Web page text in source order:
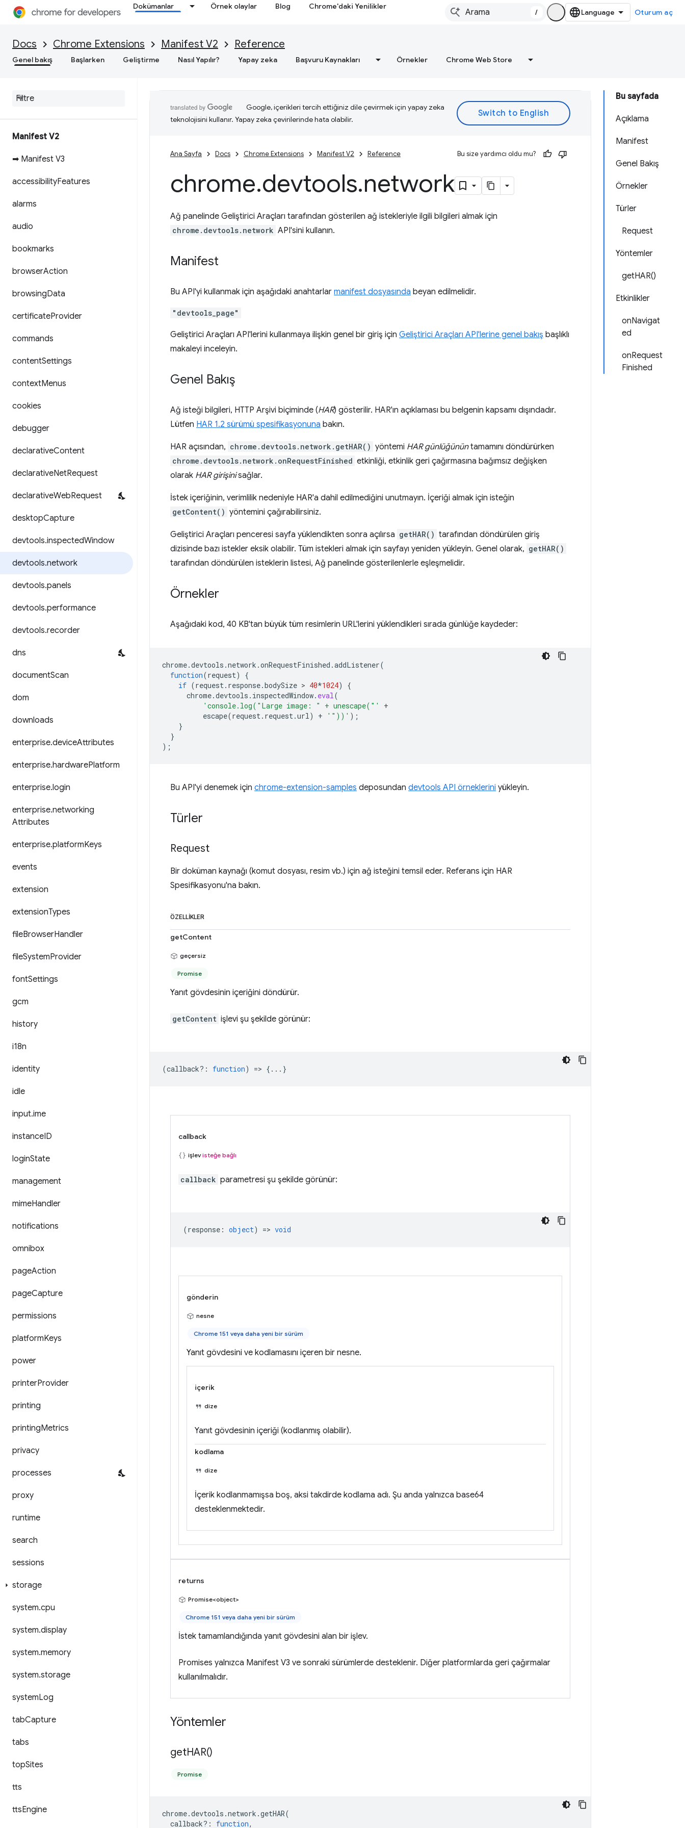
Dokümanlar Örnek olaylar Blog Chrome'daki Yenilikler
/ Oturum aç
Docs Chrome Extensions Manifest V2 Reference
Genel bakış Başlarken Geliştirme Nasıl Yapılır? Yapay zeka Başvuru Kaynakları Örnekler Chrome Web Store
Manifest V2
➡ Manifest V3
accessibilityFeatures
alarms
audio
bookmarks
browserAction
browsingData
certificateProvider
commands
contentSettings
contextMenus
cookies
debugger
declarativeContent
declarativeNetRequest
declarativeWebRequest
desktopCapture
devtools.inspectedWindow
devtools.network
devtools.panels
devtools.performance
devtools.recorder
dns
documentScan
dom
downloads
enterprise.deviceAttributes
enterprise.hardwarePlatform
enterprise.login
enterprise.networking
Attributes
enterprise.platformKeys
events
extension
extensionTypes
fileBrowserHandler
fileSystemProvider
fontSettings
gcm
history
i18n
identity
idle
input.ime
instanceID
loginState
management
mimeHandler
notifications
omnibox
pageAction
pageCapture
permissions
platformKeys
power
printerProvider
printing
printingMetrics
privacy
processes
proxy
runtime
search
sessions
storage
system.cpu
system.display
system.memory
system.storage
systemLog
tabCapture
tabs
topSites
tts
ttsEngine
Bu sayfada
Açıklama
Manifest
Genel Bakış
Örnekler
Türler
Request
Yöntemler
getHAR()
Etkinlikler
onNavigat
ed
onRequest
Finished
Google, içerikleri tercih ettiğiniz dile çevirmek için yapay zeka
teknolojisini kullanır. Yapay zeka çevirilerinde hata olabilir.
Ana Sayfa Docs Chrome Extensions Manifest V2 Reference Bu size yardımcı oldu mu?
chrome.devtools.network
Ağ panelinde Geliştirici Araçları tarafından gösterilen ağ istekleriyle ilgili bilgileri almak için
chrome.devtools.network API'sini kullanın.
Manifest
Bu API'yi kullanmak için aşağıdaki anahtarlar manifest dosyasında beyan edilmelidir.
"devtools_page"
Geliştirici Araçları API'lerini kullanmaya ilişkin genel bir giriş için Geliştirici Araçları API'lerine genel bakış başlıklı
makaleyi inceleyin.
Genel Bakış
Ağ isteği bilgileri, HTTP Arşivi biçiminde (HAR) gösterilir. HAR'ın açıklaması bu belgenin kapsamı dışındadır.
Lütfen HAR 1.2 sürümü spesifikasyonuna bakın.
HAR açısından, chrome.devtools.network.getHAR() yöntemi HAR günlüğününtamamını döndürürken
chrome.devtools.network.onRequestFinished etkinliği, etkinlik geri çağırmasına bağımsız değişken
olarak HAR girişinisağlar.
İstek içeriğinin, verimlilik nedeniyle HAR'a dahil edilmediğini unutmayın. İçeriği almak için isteğin
getContent() yöntemini çağırabilirsiniz.
Geliştirici Araçları penceresi sayfa yüklendikten sonra açılırsa getHAR() tarafından döndürülen giriş
dizisinde bazı istekler eksik olabilir. Tüm istekleri almak için sayfayı yeniden yükleyin. Genel olarak, getHAR()
tarafından döndürülen isteklerin listesi, Ağ panelinde gösterilenlerle eşleşmelidir.
Örnekler
Aşağıdaki kod, 40 KB'tan büyük tüm resimlerin URL'lerini yüklendikleri sırada günlüğe kaydeder:
chrome.devtools .network .onRequestFinished .addListener(
function(request)
{
if (request. response.bodySize > 40*1024)
{
chrome.devtools . inspectedWindow. eval(
'console.log("Large image: " + unescape("'
+
escape(request. request.url) + '"))' );
}
}
);
Bu API'yi denemek için chrome-extension-samples deposundan devtools API örneklerini yükleyin.
Türler
Request
Bir doküman kaynağı (komut dosyası, resim vb.) için ağ isteğini temsil eder. Referans için HAR
Spesifikasyonu'na bakın.
ÖZELLIKLER
getContent
geçersiz
Promise
Yanıt gövdesinin içeriğini döndürür.
getContent işlevi şu şekilde görünür:
(callback? : function) => {...}
callback
işlevisteğe bağlı
callback parametresi şu şekilde görünür:
(response : object) => void
gönderin
nesne
Chrome 151 veya daha yeni bir sürüm
Yanıt gövdesini ve kodlamasını içeren bir nesne.
içerik
dize
Yanıt gövdesinin içeriği (kodlanmış olabilir).
kodlama
dize
İçerik kodlanmamışsa boş, aksi takdirde kodlama adı. Şu anda yalnızca base64
desteklenmektedir.
returns
Promise<object>
Chrome 151 veya daha yeni bir sürüm
İstek tamamlandığında yanıt gövdesini alan bir işlev.
Promises yalnızca Manifest V3 ve sonraki sürümlerde desteklenir. Diğer platformlarda geri çağırmalar
kullanılmalıdır.
Yöntemler
getHAR()
Promise
chrome.devtools .network .getHAR(
callback? : function,